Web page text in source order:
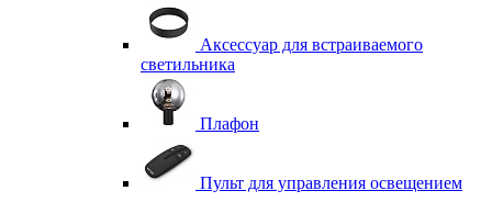
Аксессуар для встраиваемого
светильника
Плафон
Пульт для управления освещением